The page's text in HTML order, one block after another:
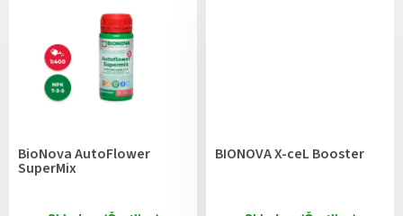
BioNova AutoFlower
SuperMix
BIONOVA X-ceL Booster